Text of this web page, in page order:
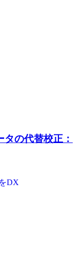
タの代替校正：